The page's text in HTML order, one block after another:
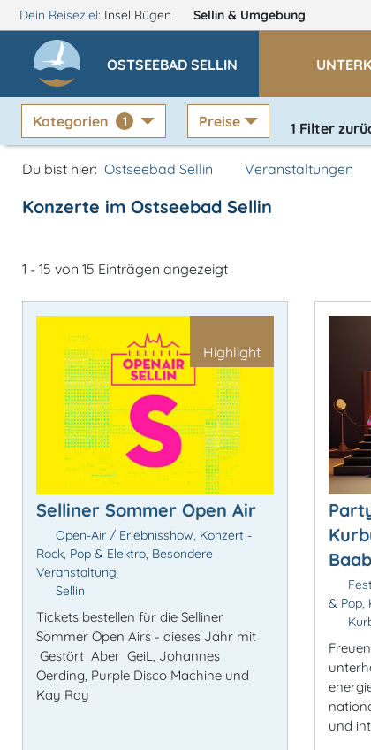
Dein Reiseziel: Insel Rügen Sellin & Umgebung
OSTSEEBAD SELLIN
Kategorien 1 Preise 1 Filter
Du bist hier: Ostseebad Sellin Veranstaltungen
Konzerte im Ostseebad Sellin
1 - 15 von 15 Einträgen angezeigt
Highlight
Selliner Sommer Open Air
Open-Air / Erlebnisshow, Konzert -
Rock, Pop & Elektro, Besondere
Veranstaltung
Sellin
Tickets bestellen für die Selliner
Sommer Open Airs - dieses Jahr mit
Gestört Aber GeiL, Johannes
Oerding, Purple Disco Machine und
Kay Ray
& Pop,
und